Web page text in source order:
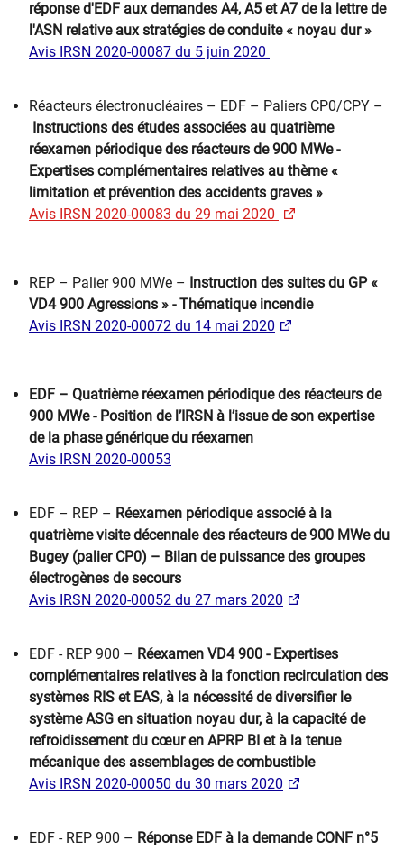
réponse d'EDF aux demandes A4, A5 et A7 de la lettre de
l'ASN relative aux stratégies de conduite « noyau dur »
Avis IRSN 2020-00087 du 5 juin 2020
Réacteurs électronucléaires – EDF – Paliers CP0/CPY –
Instructions des études associées au quatrième
réexamen périodique des réacteurs de 900 MWe -
Expertises complémentaires relatives au thème «
limitation et prévention des accidents graves »
Avis IRSN 2020-00083 du 29 mai 2020 ​
REP – Palier 900 MWe – Instruction des suites du GP «
VD4 900 Agressions » - Thématique incendie
Avis IRSN 2020-00072 du 14 mai 2020
EDF – Quatrième réexamen périodique des réacteurs de
900 MWe - Position de l’IRSN à l’issue de son expertise
de la phase générique du réexamen
Avis IRSN 2020-00053
EDF – REP – Réexamen périodique associé à la
quatrième visite décennale des réacteurs de 900 MWe du
Bugey (palier CP0) – Bilan de puissance des groupes
électrogènes de secours
Avis IRSN 2020-00052 du 27 mars 2020
EDF - REP 900 – Réexamen VD4 900 - Expertises
complémentaires relatives à la fonction recirculation des
systèmes RIS et EAS, à la nécessité de diversifier le
système ASG en situation noyau dur, à la capacité de
refroidissement du cœur en APRP BI et à la tenue
mécanique des assemblages de combustible​
Avis IRSN 2020-00050 du 30 mars 2020
EDF - REP 900 – Réponse EDF à la demande CONF n°5